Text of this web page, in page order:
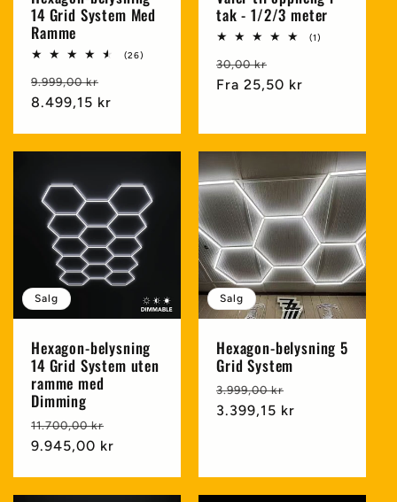
14 Grid System Med
Ramme
(26)
Vanlig
pris
9.999,00 kr
8.499,15 kr
tak - 1/2/3 meter
(1)
Vanlig
pris
30,00 kr
Fra 25,50 kr
Salg
Hexagon-belysning
14 Grid System uten
ramme med
Dimming
Vanlig
pris
11.700,00 kr
9.945,00 kr
Salg
Hexagon-belysning 5
Grid System
Vanlig
pris
3.999,00 kr
3.399,15 kr